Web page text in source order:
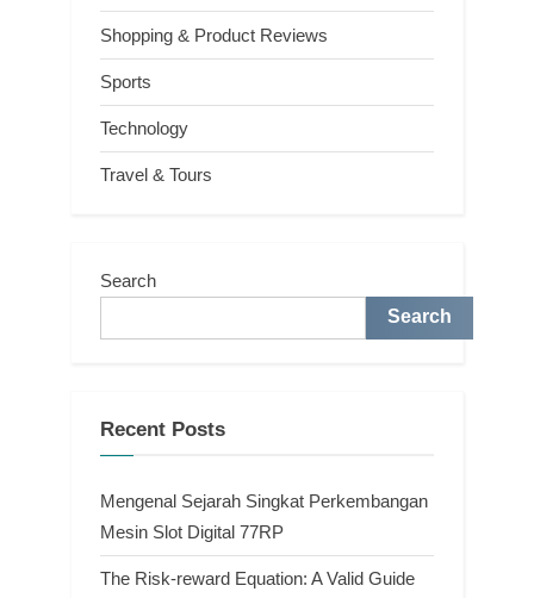
Shopping & Product Reviews
Sports
Technology
Travel & Tours
Search
Search
Recent Posts
Mengenal Sejarah Singkat Perkembangan
Mesin Slot Digital 77RP
The Risk-reward Equation: A Valid Guide